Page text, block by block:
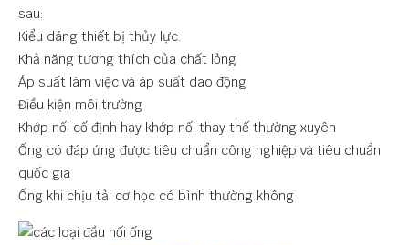
sau:
Kiểu dáng thiết bị thủy lực.
Khả năng tương thích của chất lỏng
Áp suất làm việc và áp suất dao động
Điều kiện môi trường
Khớp nối cố định hay khớp nối thay thế thường xuyên
Ống có đáp ứng được tiêu chuẩn công nghiệp và tiêu chuẩn
quốc gia
Ống khi chịu tải cơ học có bình thường không